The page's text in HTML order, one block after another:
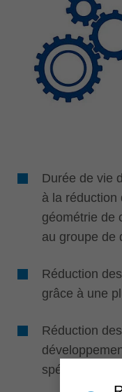
Durée de vie
à la réduction
géométrie de
au groupe de
Réduction
grâce à une
Réduction
spécial